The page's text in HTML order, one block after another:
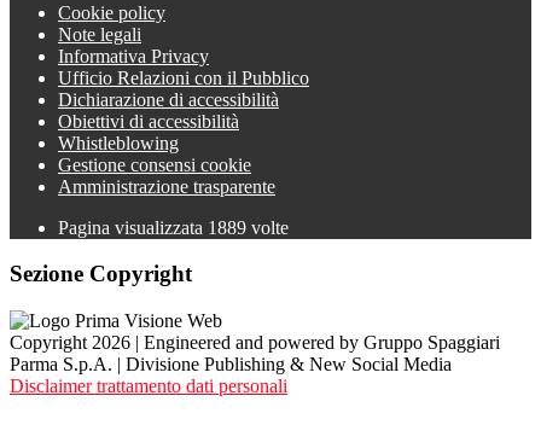
Cookie policy
Note legali
Informativa Privacy
Ufficio Relazioni con il Pubblico
Dichiarazione di accessibilità
Obiettivi di accessibilità
Whistleblowing
Gestione consensi cookie
Amministrazione trasparente
Pagina visualizzata 1889 volte
Sezione Copyright
Copyright 2026 | Engineered and powered by Gruppo Spaggiari
Parma S.p.A. | Divisione Publishing & New Social Media
Disclaimer trattamento dati personali